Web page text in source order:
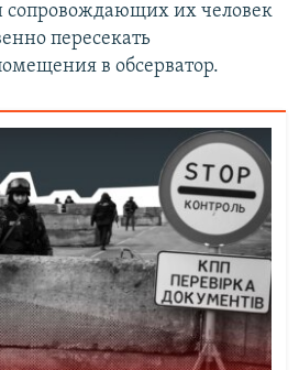
сопровождающих их человек
пересекать
в обсерватор.